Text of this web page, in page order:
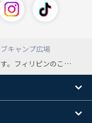
キャンプ広場
リピンの先生たちに学ぶことは、私たち日本人もたくさんあるのかなと思いました。。 https://www.youtube.com/watch?v=9tKYFnQZQsw もしなにか心温まるお話があったら、（フィリピンに限らず）ぜひ聞かせてください！